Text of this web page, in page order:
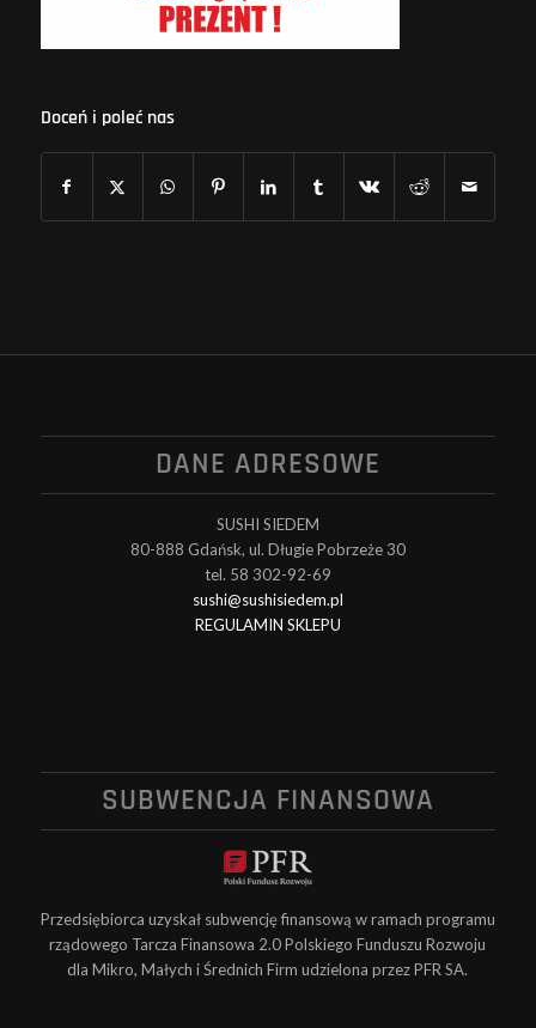
Doceń i poleć nas
DANE ADRESOWE
SUSHI SIEDEM
80-888 Gdańsk, ul. Długie Pobrzeże 30
tel. 58 302-92-69
sushi@sushisiedem.pl
REGULAMIN SKLEPU
SUBWENCJA FINANSOWA
Przedsiębiorca uzyskał subwencję finansową w ramach programu
rządowego Tarcza Finansowa 2.0 Polskiego Funduszu Rozwoju
dla Mikro, Małych i Średnich Firm udzielona przez PFR SA.